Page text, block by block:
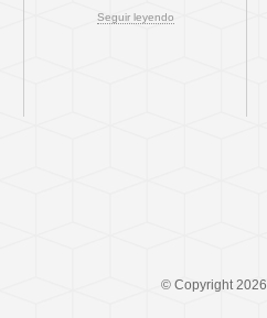
Seguir leyendo
© Copyright 2026